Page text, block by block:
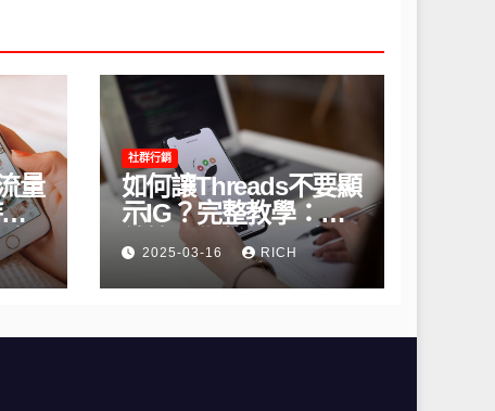
量
社群行銷
如何讓Threads不要顯
示IG？完整教學：高
效管理你的線上隱私
與數據安全
2025-03-16 RICH